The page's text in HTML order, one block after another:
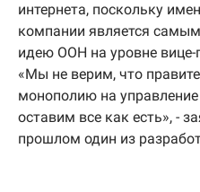
интернета, поскольку
компании является
идею ООН на уровне вице-
«Мы не верим, что
монополию на
оставим все как есть», -
прошлом один из